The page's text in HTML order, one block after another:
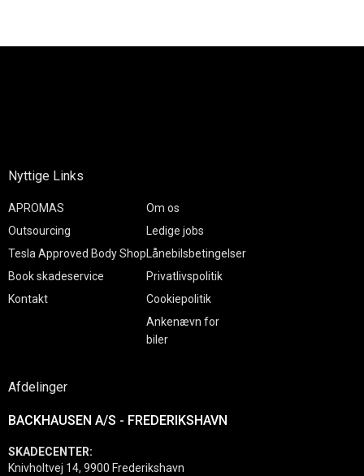
Nyttige Links
APROMAS
Outsourcing
Tesla Approved Body Shop
Book skadeservice
Kontakt
Om os
Ledige jobs
Lånebilsbetingelser
Privatlivspolitik
Cookiepolitik
Ankenævn for
biler
Afdelinger
BACKHAUSEN A/S - FREDERIKSHAVN
SKADECENTER:
Knivholtvej 14, 9900 Frederikshavn